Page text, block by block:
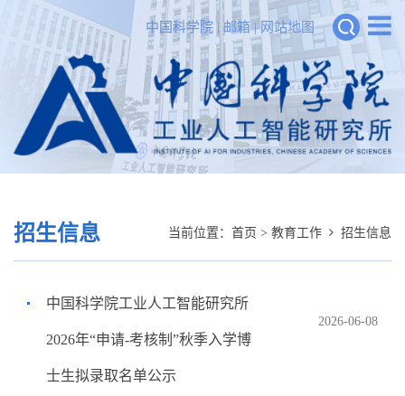
中国科学院 | 邮箱|网站地图
招生信息 当前位置： 首页 > 教育工作 招生信息
中国科学院工业人工智能研究所
2026年“申请-考核制”秋季入学博
士生拟录取名单公示
2026-06-08